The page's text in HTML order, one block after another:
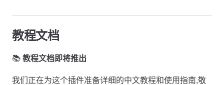
教程文档
📚 教程文档即将推出
我们正在为这个插件准备详细的中文教程和使用指南,敬